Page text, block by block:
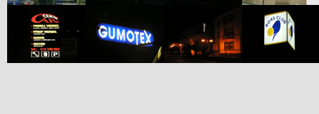
variantě.